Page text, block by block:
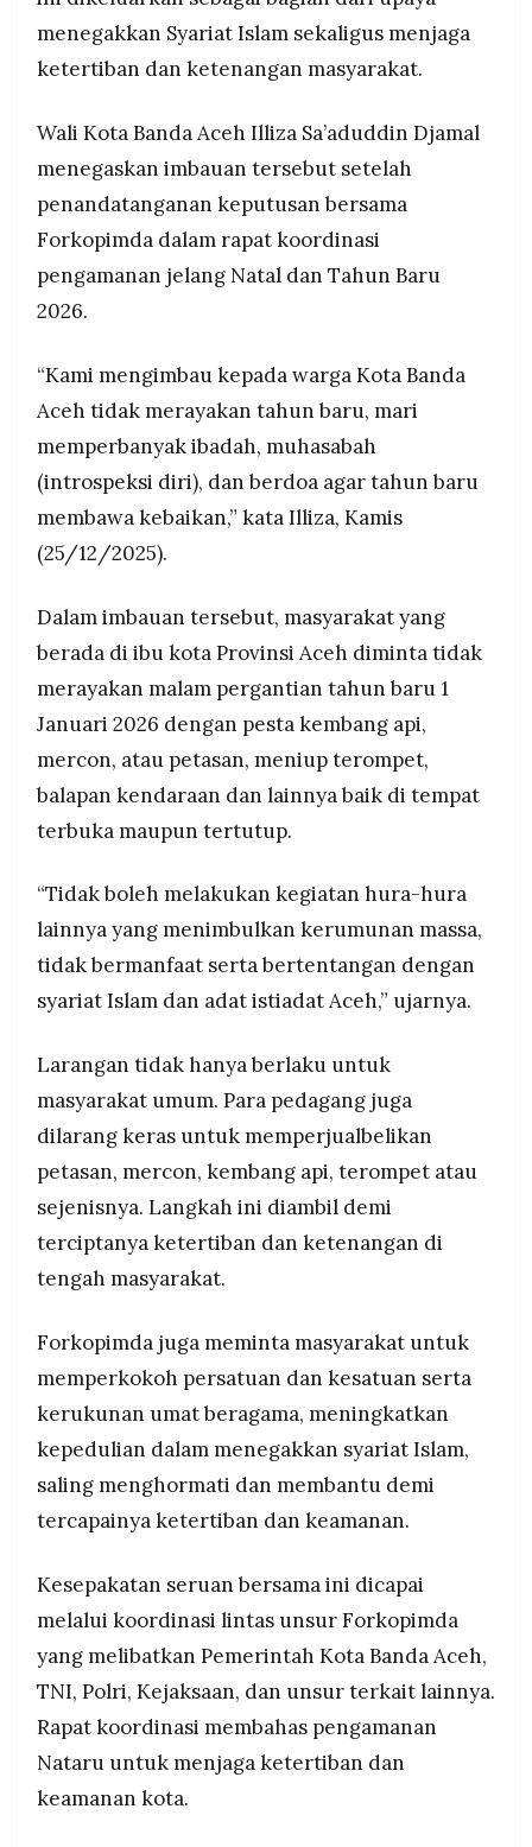
PRAMUDITA
©
Resolusi.co
2026
PT.
RESOLUSI
MEDIA
PRAMUDITA
undangan dan qanun bagi yang melanggar,
sebagaimana ditegaskan Bupati Aceh Barat.
Wali Kota Illiza mengimbau warga perbanyak
membawa kebaikan, sejalan dengan identitas
Banda Aceh sebagai Serambi Mekkah yang
menjunjung tinggi nilai-nilai keislaman.
menegakkan Syariat Islam sekaligus menjaga
ketertiban dan ketenangan masyarakat.
Wali Kota Banda Aceh Illiza Sa’aduddin Djamal
menegaskan imbauan tersebut setelah
penandatanganan keputusan bersama
Forkopimda dalam rapat koordinasi
pengamanan jelang Natal dan Tahun Baru
2026.
“Kami mengimbau kepada warga Kota Banda
Aceh tidak merayakan tahun baru, mari
memperbanyak ibadah, muhasabah
(introspeksi diri), dan berdoa agar tahun baru
membawa kebaikan,” kata Illiza, Kamis
(25/12/2025).
Dalam imbauan tersebut, masyarakat yang
berada di ibu kota Provinsi Aceh diminta tidak
merayakan malam pergantian tahun baru 1
Januari 2026 dengan pesta kembang api,
mercon, atau petasan, meniup terompet,
balapan kendaraan dan lainnya baik di tempat
terbuka maupun tertutup.
“Tidak boleh melakukan kegiatan hura-hura
lainnya yang menimbulkan kerumunan massa,
tidak bermanfaat serta bertentangan dengan
syariat Islam dan adat istiadat Aceh,” ujarnya.
Larangan tidak hanya berlaku untuk
masyarakat umum. Para pedagang juga
dilarang keras untuk memperjualbelikan
petasan, mercon, kembang api, terompet atau
sejenisnya. Langkah ini diambil demi
terciptanya ketertiban dan ketenangan di
tengah masyarakat.
Forkopimda juga meminta masyarakat untuk
memperkokoh persatuan dan kesatuan serta
kerukunan umat beragama, meningkatkan
kepedulian dalam menegakkan syariat Islam,
saling menghormati dan membantu demi
tercapainya ketertiban dan keamanan.
Kesepakatan seruan bersama ini dicapai
melalui koordinasi lintas unsur Forkopimda
yang melibatkan Pemerintah Kota Banda Aceh,
TNI, Polri, Kejaksaan, dan unsur terkait lainnya.
Rapat koordinasi membahas pengamanan
Nataru untuk menjaga ketertiban dan
keamanan kota.